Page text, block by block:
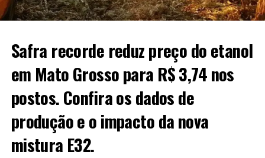
“Vamos então unificar a habilitação, tanto para seguro
de trabalho como para seguro defeso”, completou.
Combate a irregularidades
Dessa forma, o governo pretende ter melhores
condições para identificar possíveis irregularidades que
resultariam no pagamento do benefício àqueles que não
tem direito.
“Não se trata, de maneira alguma, de corte de recursos,
Safra recorde reduz preço do etanol
em Mato Grosso para R$ 3,74 nos
postos. Confira os dados de
produção e o impacto da nova
mistura E32.